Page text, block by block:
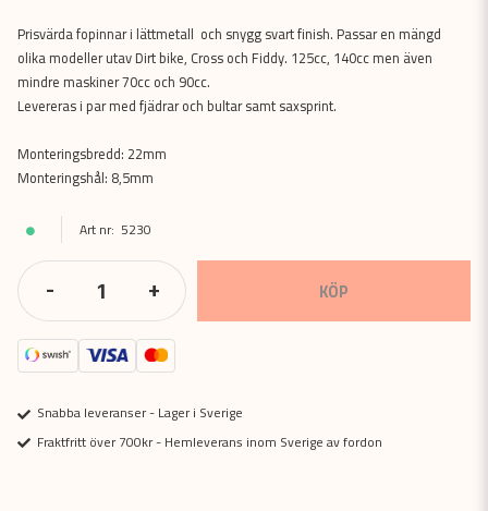
Prisvärda fopinnar i lättmetall och snygg svart finish. Passar en mängd
olika modeller utav Dirt bike, Cross och Fiddy. 125cc, 140cc men även
mindre maskiner 70cc och 90cc.
Levereras i par med fjädrar och bultar samt saxsprint.
Monteringsbredd: 22mm
Monteringshål: 8,5mm
5230
- + KÖP
Snabba leveranser - Lager i Sverige
Fraktfritt över 700kr - Hemleverans inom Sverige av fordon